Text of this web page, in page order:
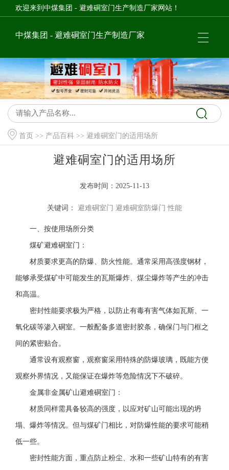
欢迎来到中煤集团 - 避难硐室门生产制造厂家网站！
中煤集团 - 避难硐室门生产制造厂家
首页 >> 产品百科 >> 避难硐室门的适用场所
避难硐室门的适用场所
发布时间：2025-11-13
关键词： 避难硐室门 避难硐室防爆门 性能
一、按使用场所分类
煤矿避难硐室门：
材质要求更高的防爆、防火性能。通常采用高强度钢材，
能够承受煤矿中可能发生的瓦斯爆炸、煤尘爆炸等产生的冲击
和高温。
密封性能要求极为严格，以防止有毒有害气体如瓦斯、一
氧化碳等渗入硐室。一般配备多道密封胶条，确保门与门框之
间的紧密贴合。
通常设有观察窗，观察窗采用特殊的防爆玻璃，既能方便
观察外界情况，又能保证在爆炸等危险情况下不破碎。
金属非金属矿山避难硐室门：
材质同样需具备较高的强度，以应对矿山可能出现的坍
塌、爆炸等情况。但与煤矿门相比，对防爆性能的要求可能稍
低一些。
密封性能方面，重点防止粉尘、水和一些矿山特有的有害